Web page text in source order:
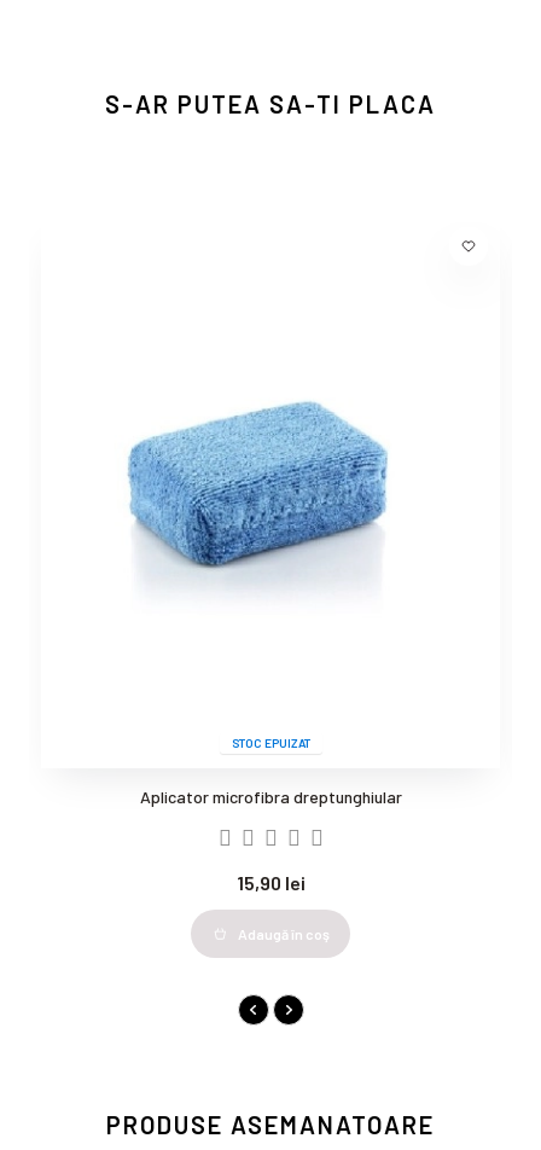
S-AR PUTEA SA-TI PLACA
STOC EPUIZAT
Aplicator microfibra dreptunghiular
15,90 lei
Adaugă în coş
PRODUSE ASEMANATOARE